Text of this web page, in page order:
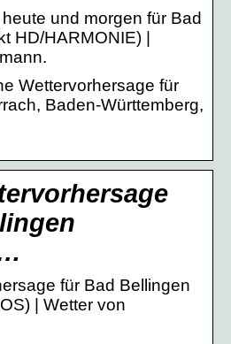
und morgen für Bad
HD/HARMONIE) |
Wettervorhersage für
Baden-Württemberg,
für Bad Bellingen
| Wetter von